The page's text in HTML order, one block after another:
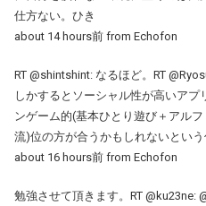
仕方ない。ひき
about 14 hours前 from Echofon
RT @shintshint: なるほど。RT
しかするとソーシャル性が高いア
ンゲーム的(基本ひとり遊び＋アル
流)位の方が合うかもしれないという
about 16 hours前 from Echofon
勉強させて頂きます。RT @ku23ne: